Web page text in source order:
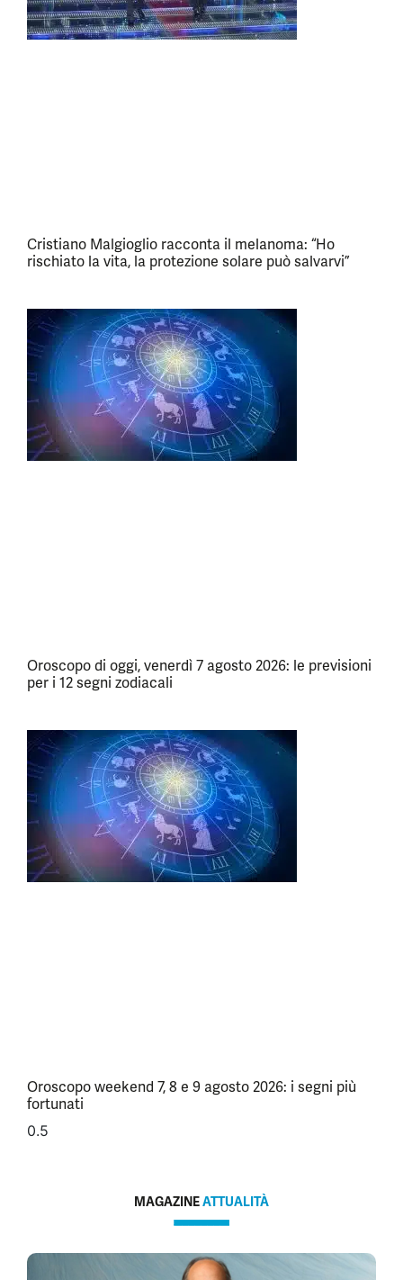
Cristiano Malgioglio racconta il melanoma: “Ho
rischiato la vita, la protezione solare può salvarvi”
Oroscopo di oggi, venerdì 7 agosto 2026: le previsioni
per i 12 segni zodiacali
Oroscopo weekend 7, 8 e 9 agosto 2026: i segni più
fortunati
MAGAZINEATTUALITÀ